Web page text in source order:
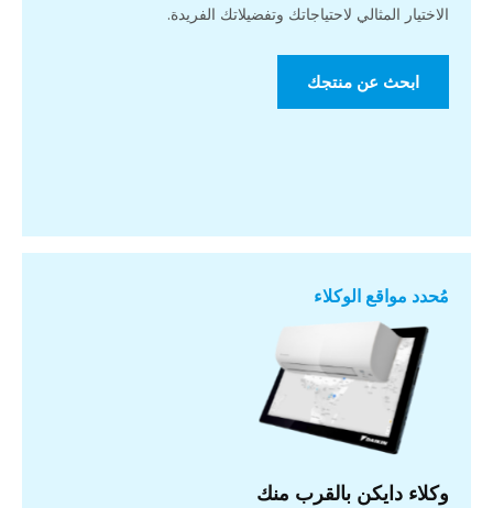
الاختيار المثالي لاحتياجاتك وتفضيلاتك الفريدة.
ابحث عن منتجك
مُحدد مواقع الوكلاء
وكلاء دايكن بالقرب منك